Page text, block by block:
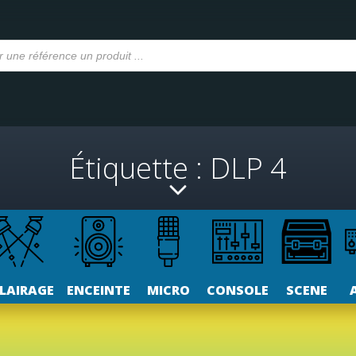
Étiquette : DLP 4
ENCEINTE MICRO CONSOLE SCENE